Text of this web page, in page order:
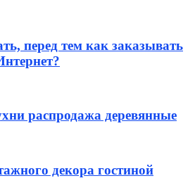
перед тем как заказывать
распродажа деревянные
декора гостиной